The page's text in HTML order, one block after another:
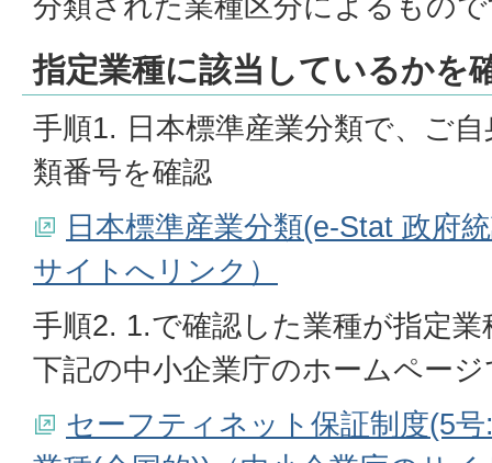
指定業種に該当しているかを
手順1. 日本標準産業分類で、ご
類番号を確認
日本標準産業分類(e-Stat 政府
サイトへリンク）
手順2. 1.で確認した業種が指定
下記の中小企業庁のホームペー
セーフティネット保証制度(5